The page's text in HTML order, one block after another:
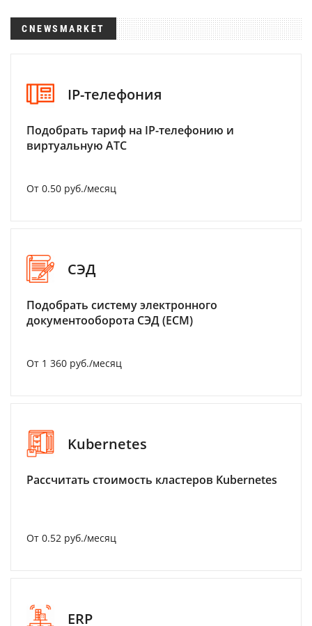
CNEWSMARKET
IP-телефония
Подобрать тариф на IP-телефонию и
виртуальную АТС
От 0.50 руб./месяц
СЭД
Подобрать систему электронного
документооборота СЭД (ECM)
От 1 360 руб./месяц
Kubernetes
Рассчитать стоимость кластеров Kubernetes
От 0.52 руб./месяц
ERP